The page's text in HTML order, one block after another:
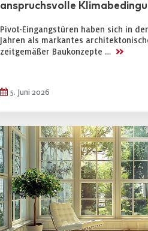
anspruchsvolle
Pivot-Eingangstüren haben sich in
Jahren als markantes
zeitgemäßer Baukonzepte … >>
5. Juni 2026